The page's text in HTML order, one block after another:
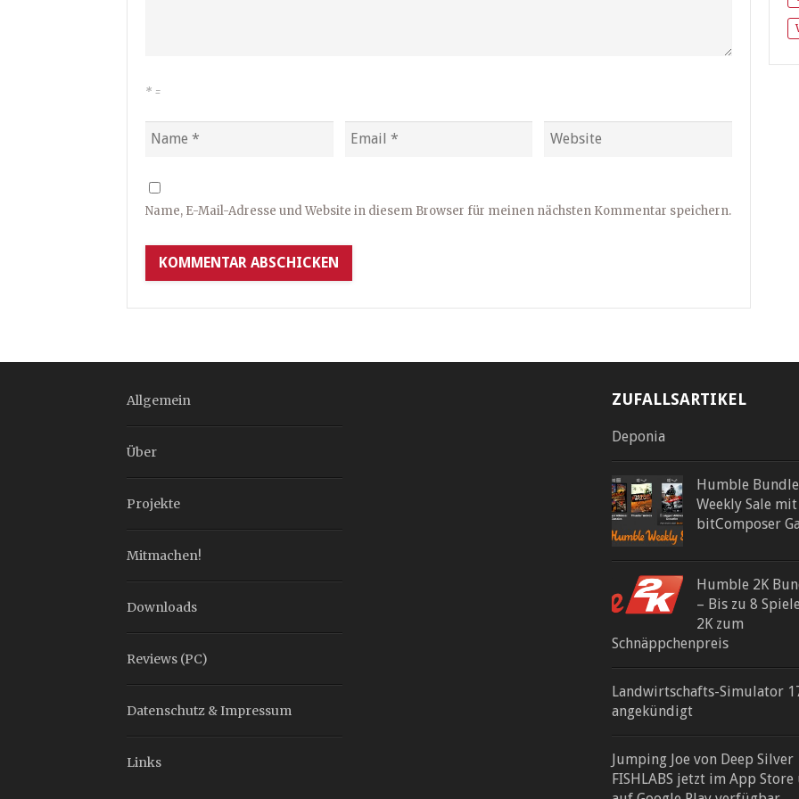
* =
Name, E-Mail-Adresse und Website in diesem Browser für meinen nächsten Kommentar speichern.
Allgemein
Über
Projekte
Mitmachen!
Downloads
Reviews (PC)
Datenschutz & Impressum
Links
ZUFALLSARTIKEL
Deponia
Humble Bundle
Weekly Sale mit
bitComposer
Humble 2K
– Bis zu 8
2K zum
Schnäppchenpreis
Landwirtschafts-Simulator
angekündigt
Jumping Joe von Deep Silver
FISHLABS jetzt im App Store